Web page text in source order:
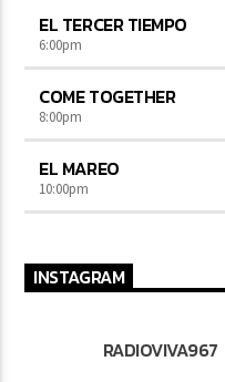
EL TERCER TIEMPO
6:00pm
COME TOGETHER
8:00pm
EL MAREO
10:00pm
INSTAGRAM
RADIOVIVA967